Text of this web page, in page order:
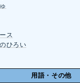
ス
ひろい
用語・その他